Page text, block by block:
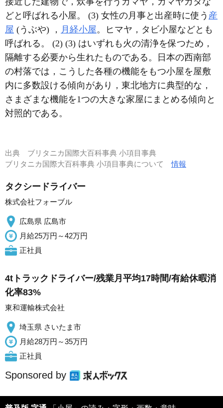
どと呼ばれる小屋。 (3) 女性の月事と出産時に使う 産
屋 (うぶや) ， 月経小屋。ヒマヤ，タビ小屋などとも
呼ばれる。 (2) (3) はいずれも火の清浄を保つため，
隔離する必要から生れたものである。日本の西南部
の村落では，こうした各種の機能をもつ小屋を屋敷
内に多数設ける傾向があり，東北地方に典型的な，
さまざまな機能を1つの大きな家屋にまとめる傾向と
対照的である。
出典 ブリタニカ国際大百科事典 小項目事典
ブリタニカ国際大百科事典 小項目事典について情報
タクシードライバー
株式会社フォーブル
広島県 広島市
月給25万円～42万円
正社員
4tトラックドライバー/残業月平均17時間/有給休暇消
化率83%
東和運輸株式会社
埼玉県 さいたま市
月給28万円～35万円
正社員
Sponsored by